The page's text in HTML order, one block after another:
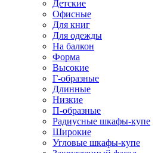
Детские
Офисные
Для книг
Для одежды
На балкон
Форма
Высокие
Г-образные
Длинные
Низкие
П-образные
Радиусные шкафы-купе
Широкие
Угловые шкафы-купе